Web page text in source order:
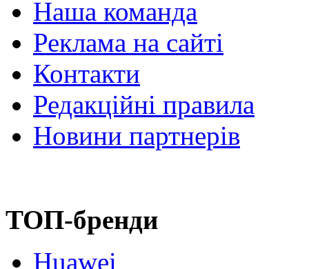
Наша команда
Реклама на сайті
Контакти
Редакційні правила
Новини партнерів
ТОП-бренди
Huawei